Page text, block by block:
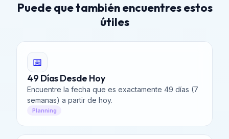
Puede que también encuentres estos
útiles
📅
49 Días Desde Hoy
Encuentre la fecha que es exactamente 49 días (7
semanas) a partir de hoy.
Planning